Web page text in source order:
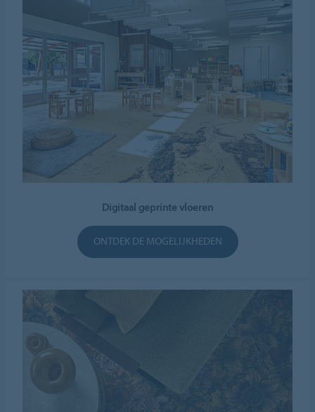
Digitaal geprinte vloeren
ONTDEK DE MOGELIJKHEDEN